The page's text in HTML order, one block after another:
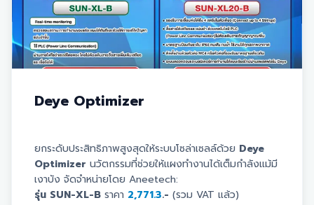
✅ ทนทาน ทนน้ำ ด้วยมาตรฐาน IP68
Deye Optimizer
ยกระดับประสิทธิภาพสูงสุดให้ระบบโซล่าเซลล์ด้วย Deye
Optimizer นวัตกรรมที่ช่วยให้แผงทำงานได้เต็มกำลังแม้มี
เงาบัง จัดจำหน่ายโดย Aneetech:
รุ่น SUN-XL-B ราคา 2,771.3.- (รวม VAT แล้ว)